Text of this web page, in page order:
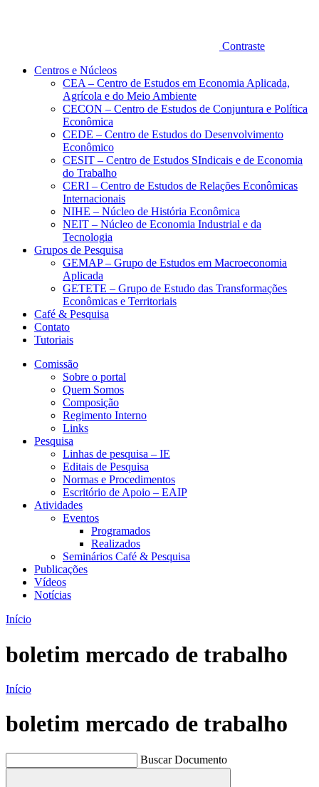
Contraste
Centros e Núcleos
CEA – Centro de Estudos em Economia Aplicada,
Agrícola e do Meio Ambiente
CECON – Centro de Estudos de Conjuntura e Política
Econômica
CEDE – Centro de Estudos do Desenvolvimento
Econômico
CESIT – Centro de Estudos SIndicais e de Economia
do Trabalho
CERI – Centro de Estudos de Relações Econômicas
Internacionais
NIHE – Núcleo de História Econômica
NEIT – Núcleo de Economia Industrial e da
Tecnologia
Grupos de Pesquisa
GEMAP – Grupo de Estudos em Macroeconomia
Aplicada
GETETE – Grupo de Estudo das Transformações
Econômicas e Territoriais
Café & Pesquisa
Contato
Tutoriais
Comissão
Sobre o portal
Quem Somos
Composição
Regimento Interno
Links
Pesquisa
Linhas de pesquisa – IE
Editais de Pesquisa
Normas e Procedimentos
Escritório de Apoio – EAIP
Atividades
Eventos
Programados
Realizados
Seminários Café & Pesquisa
Publicações
Vídeos
Notícias
Início
boletim mercado de trabalho
Início
boletim mercado de trabalho
Buscar Documento